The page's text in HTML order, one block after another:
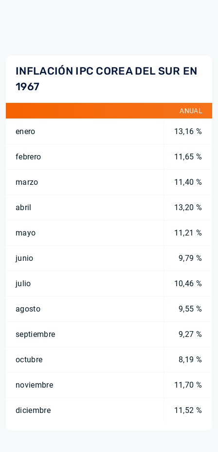
INFLACIÓN IPC COREA DEL SUR EN
1967
ANUAL
enero 13,16 %
febrero 11,65 %
marzo 11,40 %
abril 13,20 %
mayo 11,21 %
junio 9,79 %
julio 10,46 %
agosto 9,55 %
septiembre 9,27 %
octubre 8,19 %
noviembre 11,70 %
diciembre 11,52 %